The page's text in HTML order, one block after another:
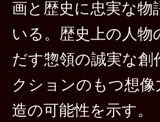
画と歴史に忠実な
いる。歴史上の人
だす惣領の誠実な
クションのもつ想
造の可能性を示す。